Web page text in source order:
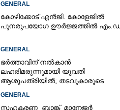
GENERAL
കോഴിക്കോട് എൻജി. കോളേജിൽ
പുനരുപയോഗ ഊർജ്ജത്തിൽ
GENERAL
ഭർത്താവിന് നൽകാൻ
ലഹരിമരുന്നുമായി യുവതി
ആശുപത്രിയിൽ; തടവുകാരുടെ
GENERAL
സഹകരണ ബാങ്ക് മാനേജർ